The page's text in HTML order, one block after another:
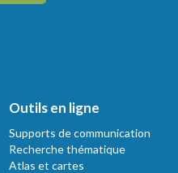
Outils en ligne
Supports de communication
Recherche thématique
Atlas et cartes